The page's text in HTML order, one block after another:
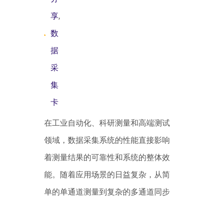
享,
数
据
采
集
卡
在工业自动化、科研测量和高端测试
领域，数据采集系统的性能直接影响
着测量结果的可靠性和系统的整体效
能。随着应用场景的日益复杂，从简
单的单通道测量到复杂的多通道同步